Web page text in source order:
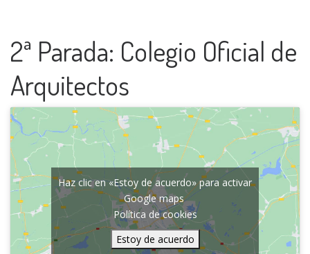
2ª Parada: Colegio Oficial de
Arquitectos
Haz clic en «Estoy de acuerdo» para activar
Google maps
Política de cookies
Estoy de acuerdo